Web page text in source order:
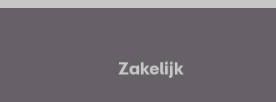
Zakelijk